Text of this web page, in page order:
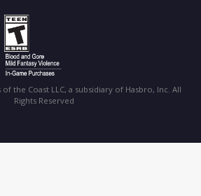
the Coast LLC, a subsidiary of Hasbro, Inc. All
Rights Reserved